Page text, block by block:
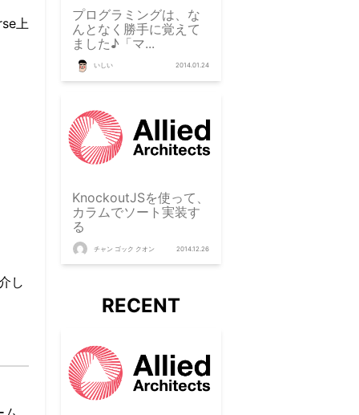
上
し
プログラミングは、な
んとなく勝手に覚えて
ました♪「マ...
いしい 2014.01.24
KnockoutJSを使って、
カラムでソート実装す
る
チャン ゴック クオン 2014.12.26
RECENT